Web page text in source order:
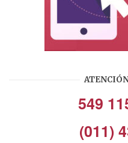
549
(011)